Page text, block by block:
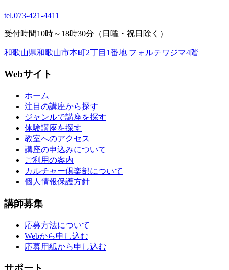
tel.073-421-4411
受付時間10時～18時30分（日曜・祝日除く）
和歌山県和歌山市本町2丁目1番地 フォルテワジマ4階
Webサイト
ホーム
注目の講座から探す
ジャンルで講座を探す
体験講座を探す
教室へのアクセス
講座の申込みについて
ご利用の案内
カルチャー倶楽部について
個人情報保護方針
講師募集
応募方法について
Webから申し込む
応募用紙から申し込む